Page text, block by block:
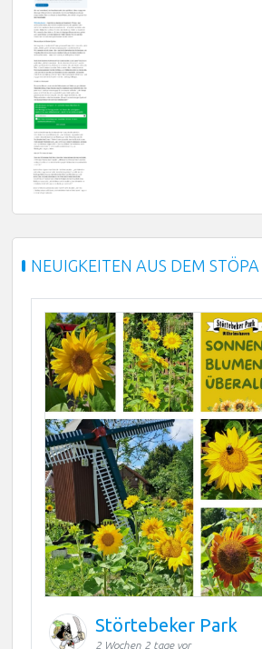
NEUIGKEITEN AUS DEM STÖPA
Störtebeker Park
2 Wochen 2 tage vor